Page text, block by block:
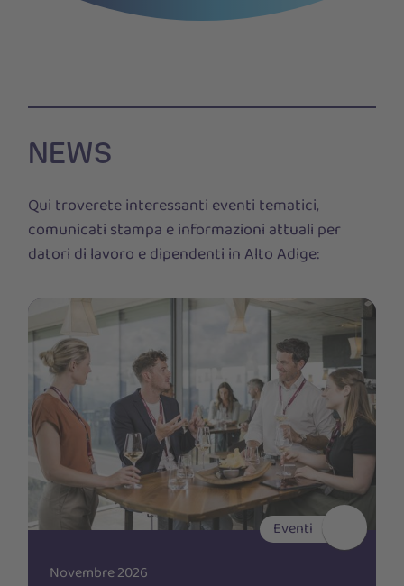
NEWS
Qui troverete interessanti eventi tematici,
comunicati stampa e informazioni attuali per
datori di lavoro e dipendenti in Alto Adige:
Eventi
Novembre 2026